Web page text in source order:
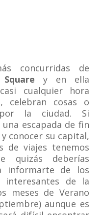
concurridas de
y en ella
cualquier hora
celebran cosas o
por la ciudad. Si
escapada de fin
conocer su capital,
de viajes tenemos
quizás deberías
informarte de los
interesantes de la
meses de Verano
aunque es